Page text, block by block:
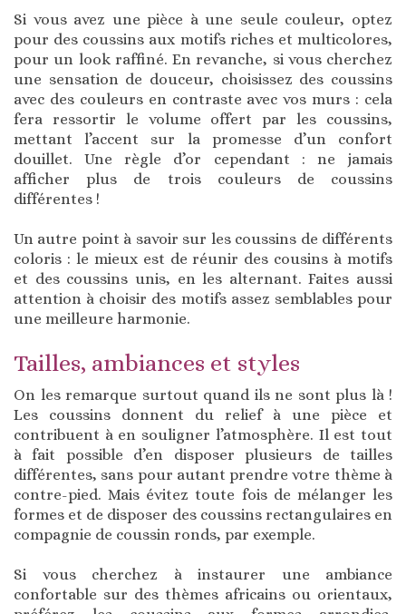
Si vous avez une pièce à une seule couleur, optez
pour des coussins aux motifs riches et multicolores,
pour un look raffiné. En revanche, si vous cherchez
une sensation de douceur, choisissez des coussins
avec des couleurs en contraste avec vos murs : cela
fera ressortir le volume offert par les coussins,
mettant l’accent sur la promesse d’un confort
douillet. Une règle d’or cependant : ne jamais
afficher plus de trois couleurs de coussins
différentes !
Un autre point à savoir sur les coussins de différents
coloris : le mieux est de réunir des cousins à motifs
et des coussins unis, en les alternant. Faites aussi
attention à choisir des motifs assez semblables pour
une meilleure harmonie.
Tailles, ambiances et styles
On les remarque surtout quand ils ne sont plus là !
Les coussins donnent du relief à une pièce et
contribuent à en souligner l’atmosphère. Il est tout
à fait possible d’en disposer plusieurs de tailles
différentes, sans pour autant prendre votre thème à
contre-pied. Mais évitez toute fois de mélanger les
formes et de disposer des coussins rectangulaires en
compagnie de coussin ronds, par exemple.
Si vous cherchez à instaurer une ambiance
confortable sur des thèmes africains ou orientaux,